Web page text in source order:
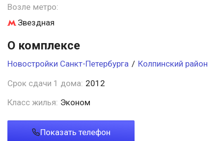
Возле метро:
Звездная
О комплексе
Новостройки Санкт-Петербурга / Колпинский район
Срок сдачи 1 дома: 2012
Класс жилья: Эконом
Показать телефон